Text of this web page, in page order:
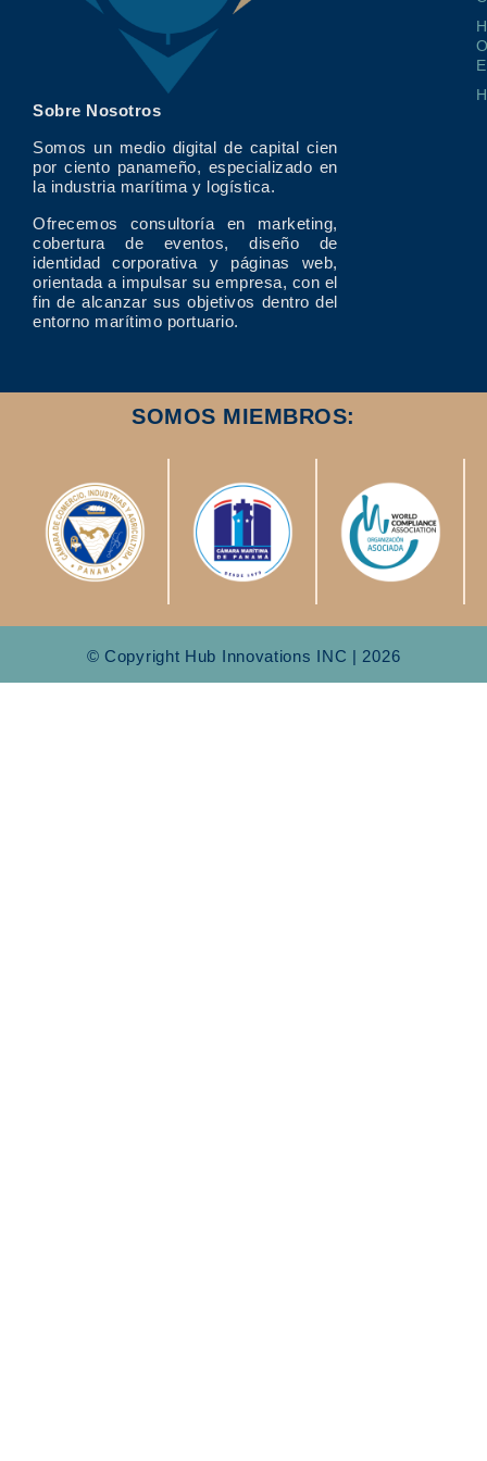
Sobre Nosotros
Somos un medio digital de capital cien
por ciento panameño, especializado en
la industria marítima y logística.
Ofrecemos consultoría en marketing,
cobertura de eventos, diseño de
identidad corporativa y páginas web,
orientada a impulsar su empresa, con el
fin de alcanzar sus objetivos dentro del
entorno marítimo portuario.
SOMOS MIEMBROS:
© Copyright Hub Innovations INC | 2026